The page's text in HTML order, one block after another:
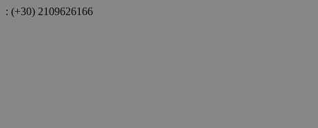
: (+30) 2109626166